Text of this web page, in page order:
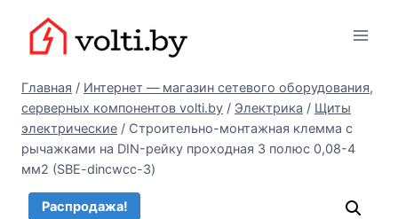
содержимому
Главная / Интернет — магазин сетевого оборудования,
серверных компонентов volti.by / Электрика / Щиты
электрические / Строительно-монтажная клемма с
рычажками на DIN-рейку проходная 3 полюс 0,08-4
мм2 (SBE-dincwcc-3)
Распродажа!